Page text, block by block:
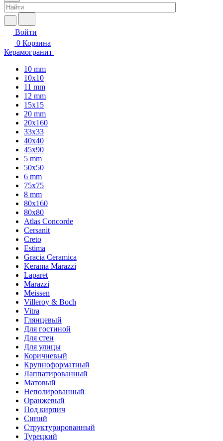
Войти
0 Корзина
Керамогранит
10 mm
10x10
11 mm
12 mm
15x15
20 mm
20х160
33x33
40х40
45x90
5 mm
50x50
6 mm
75х75
8 mm
80x160
80x80
Atlas Concorde
Cersanit
Creto
Estima
Gracia Ceramica
Kerama Marazzi
Laparet
Marazzi
Meissen
Villeroy & Boch
Vitra
Глянцевый
Для гостиной
Для стен
Для улицы
Коричневый
Крупноформатный
Лаппатированный
Матовый
Неполированный
Оранжевый
Под кирпич
Синий
Структурированный
Турецкий